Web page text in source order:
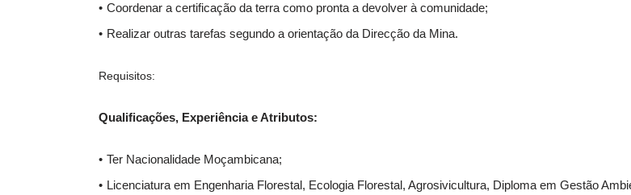
Coordenar a certificação da terra como pronta a devolver à comunidade;
Realizar outras tarefas segundo a orientação da Direcção da Mina.
Requisitos:
Qualificações, Experiência e Atributos:
Ter Nacionalidade Moçambicana;
Licenciatura em Engenharia Florestal, Ecologia Florestal, Agrosivicultura, Diploma em Gestão